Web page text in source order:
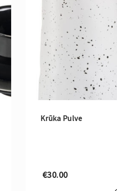
Krūka Pulve
€30.00